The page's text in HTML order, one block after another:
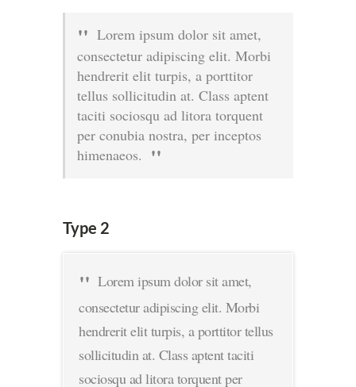
Lorem ipsum dolor sit amet,
consectetur adipiscing elit. Morbi
hendrerit elit turpis, a porttitor
tellus sollicitudin at. Class aptent
taciti sociosqu ad litora torquent
per conubia nostra, per inceptos
himenaeos.
Type 2
Lorem ipsum dolor sit amet,
consectetur adipiscing elit. Morbi
hendrerit elit turpis, a porttitor tellus
sollicitudin at. Class aptent taciti
sociosqu ad litora torquent per